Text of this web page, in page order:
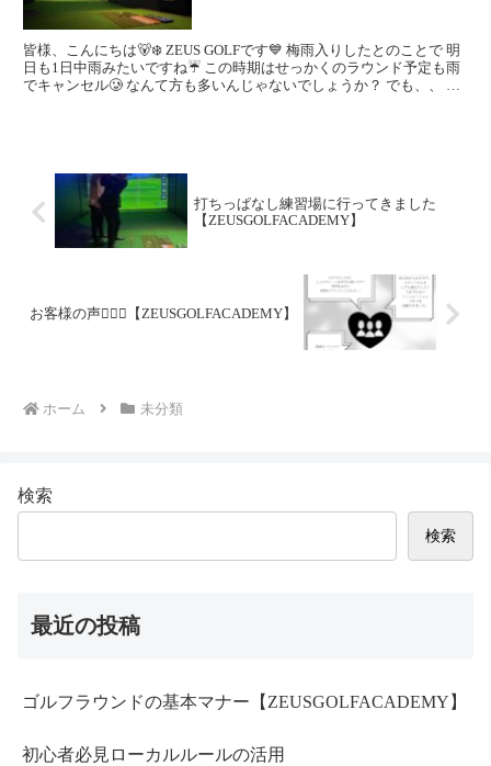
皆様、こんにちは🐻‍❄️ ZEUS GOLFです💙 梅雨入りしたとのことで 明
日も1日中雨みたいですね☔️ この時期はせっかくのラウンド予定も雨
でキャンセル🥲 なんて方も多いんじゃないでしょうか？ でも、、 こ
打ちっぱなし練習場に行ってきました
【ZEUSGOLFACADEMY】
お客様の声👂🏽🧡【ZEUSGOLFACADEMY】
ホーム 未分類
検索
検索
最近の投稿
ゴルフラウンドの基本マナー【ZEUSGOLFACADEMY】
初心者必見ローカルルールの活用